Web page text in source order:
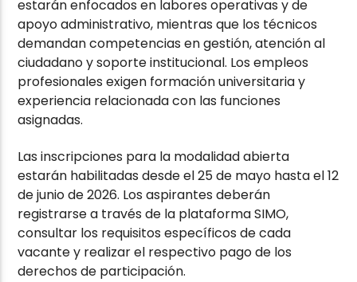
estarán enfocados en labores operativas y de
apoyo administrativo, mientras que los técnicos
demandan competencias en gestión, atención al
ciudadano y soporte institucional. Los empleos
profesionales exigen formación universitaria y
experiencia relacionada con las funciones
asignadas.
Las inscripciones para la modalidad abierta
estarán habilitadas desde el 25 de mayo hasta el 12
de junio de 2026. Los aspirantes deberán
registrarse a través de la plataforma SIMO,
consultar los requisitos específicos de cada
vacante y realizar el respectivo pago de los
derechos de participación.